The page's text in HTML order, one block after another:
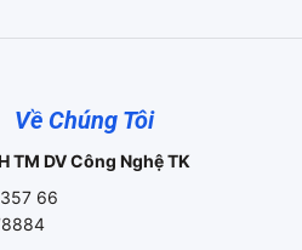
Về Chúng Tôi
TM DV Công Nghệ TK
66